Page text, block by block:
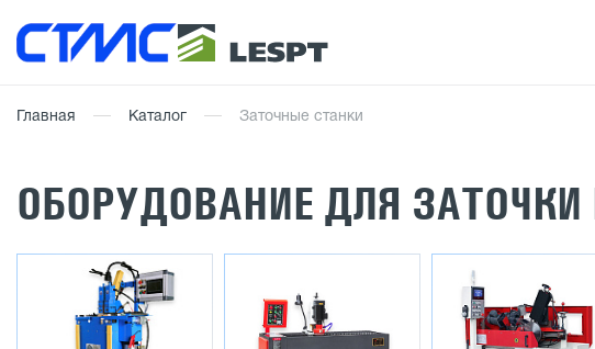
Главная Каталог Заточные станки
ОБОРУДОВАНИЕ ДЛЯ